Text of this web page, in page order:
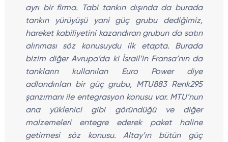
ayrı bir firma. Tabi tankın dışında da burada
tankın yürüyüşü yani güç grubu dediğimiz,
hareket kabiliyetini kazandıran grubun da satın
alınması söz konusuydu ilk etapta. Burada
bizim diğer Avrupa’da ki İsrail’in Fransa’nın da
tankların kullanılan Euro Power diye
adlandırılan bir güç grubu, MTU883 Renk295
şanzımanı ile entegrasyon konusu var. MTU’nun
ana yüklenici gibi göründüğü ve diğer
malzemeleri entegre ederek paket haline
getirmesi söz konusu. Altay’ın bütün güç